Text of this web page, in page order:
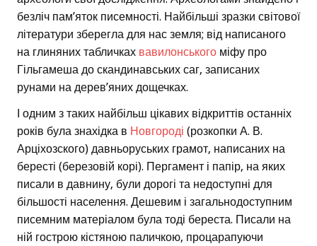
безліч пам’яток писемності. Найбільші зразки світової
літератури зберегла для нас земля; від написаного
на глиняних табличках вавилонського міфу про
Гільгамеша до скандинавських саг, записаних
рунами на дерев’яних дощечках.
І одним з таких найбільш цікавих відкриттів останніх
років була знахідка в Новгороді (розкопки А. В.
Арціхозского) давньоруських грамот, написаних на
бересті (березовій корі). Пергамент і папір, на яких
писали в давнину, були дорогі та недоступні для
більшості населення. Дешевим і загальнодоступним
писемним матеріалом була тоді береста. Писали на
ній гострою кістяною паличкою, процарапуючи